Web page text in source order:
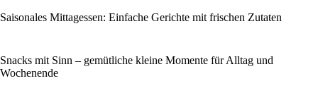
Saisonales Mittagessen: Einfache Gerichte mit frischen Zutaten
Snacks mit Sinn – gemütliche kleine Momente für Alltag und
Wochenende